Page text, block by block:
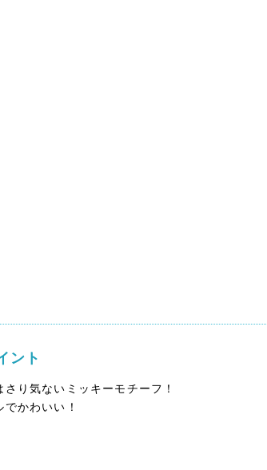
ント
り気ないミッキーモチーフ！
かわいい！